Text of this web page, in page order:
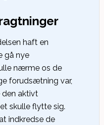
haft en
gå nye
nærme os de
forudsætning var,
aktivt
skulle flytte sig.
indkredse de